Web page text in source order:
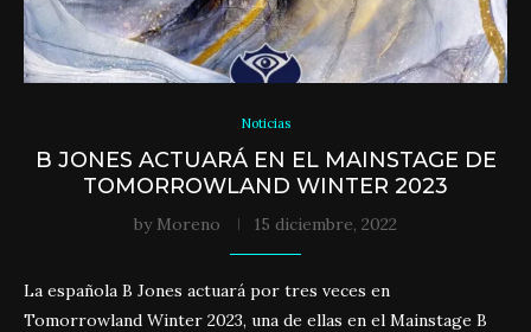
Noticias
B JONES ACTUARÁ EN EL MAINSTAGE DE
TOMORROWLAND WINTER 2023
by Moreno 15 diciembre, 2022
La española B Jones actuará por tres veces en
Tomorrowland Winter 2023, una de ellas en el Mainstage B